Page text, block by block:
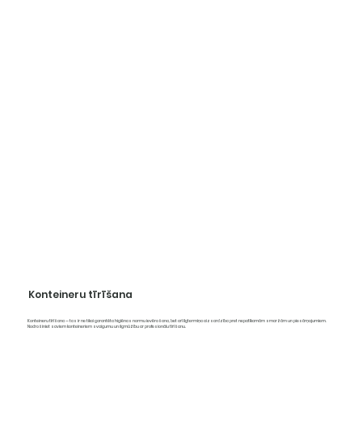
Konteineru tīrīšana — tas ir ne tikai garantēta higiēnas normu ievērošana, bet arī ilgtermiņa aizsardzība pret nepatīkamām smaržām un piesārņojumiem.
Nodrošiniet saviem konteineriem svaigumu un ilgmūžību ar profesionālu tīrīšanu.
Konteineru tīrīšana